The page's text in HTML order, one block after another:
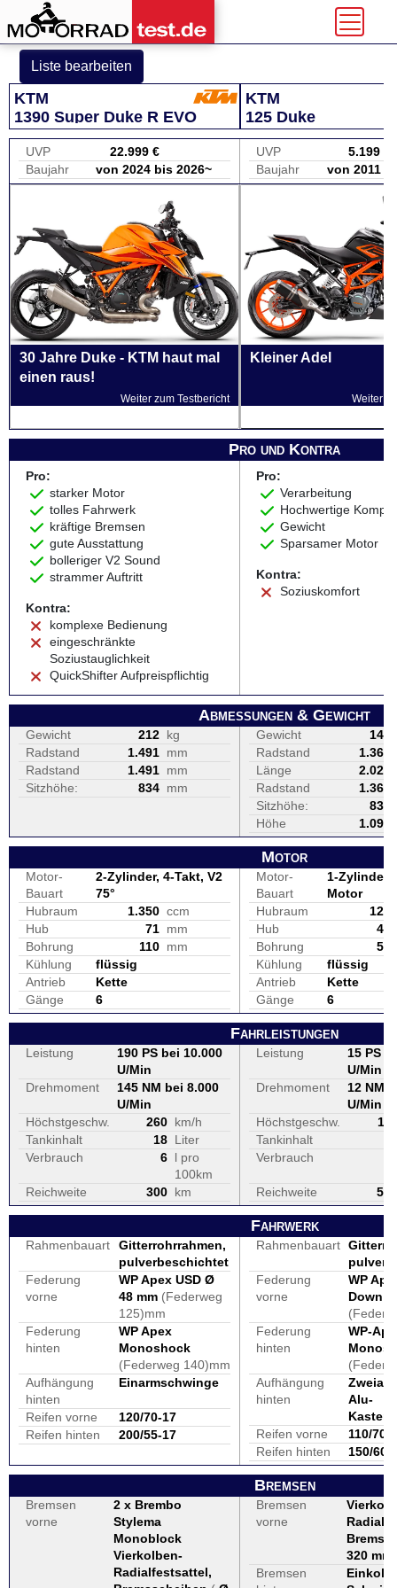
Liste bearbeiten
KTM
1390 Super Duke R EVO
KTM
125 Duke
UVP
22.999 €
Baujahr
von 2024 bis 2026~
UVP
5.199 €
Baujahr
von 2011
30 Jahre Duke - KTM haut mal
einen raus!
Weiter zum Testbericht
Kleiner Adel
Weiter
Pro und Kontra
Pro:
starker Motor
tolles Fahrwerk
kräftige Bremsen
gute Ausstattung
bolleriger V2 Sound
strammer Auftritt
Kontra:
komplexe Bedienung
eingeschränkte
Soziustauglichkeit
QuickShifter Aufpreispflichtig
Pro:
Verarbeitung
Hochwertige
Gewicht
Sparsamer Motor
Kontra:
Soziuskomfort
Abmessungen & Gewicht
Gewicht 212 kg
Radstand
1.491 mm
Radstand
1.491 mm
Sitzhöhe:
834 mm
Gewicht
143
Radstand
1.367
Länge
2.029
Radstand
1.367
Sitzhöhe:
830
Höhe
1.090
Motor
Motor-
Bauart
2-Zylinder, 4-Takt, V2
75°
Hubraum
1.350 ccm
Hub
71 mm
Bohrung
110 mm
Kühlung
flüssig
Antrieb
Kette
Gänge
6
Motor-
Bauart
1-Zylinder,
Motor
Hubraum
125
Hub
47
Bohrung
58
Kühlung
flüssig
Antrieb
Kette
Gänge
6
Fahrleistungen
Leistung
190 PS bei 10.000
U/Min
Drehmoment
145 NM bei 8.000
U/Min
Höchstgeschw.
260 km/h
Tankinhalt
18 Liter
Verbrauch
6 l pro
100km
Reichweite
300 km
Leistung
15 PS
U/Min
Drehmoment
12 NM
U/Min
Höchstgeschw.
115
Tankinhalt
Verbrauch
Reichweite 554
Fahrwerk
Rahmenbauart
Gitterrohrrahmen,
pulverbeschichtet
Federung
vorne
WP Apex USD Ø
48 mm (Federweg
125)mm
Federung
hinten
WP Apex
Monoshock
(Federweg 140)mm
Aufhängung
hinten
Einarmschwinge
Reifen vorne
120/70-17
Reifen hinten
200/55-17
Rahmenbauart
Federung
vorne
WP
Down
Federung
hinten
WP-
Aufhängung
hinten
Alu-
Reifen vorne
110/70
Reifen hinten
150/60
Bremsen
Bremsen
vorne
2 x Brembo
Stylema
Monoblock
Vierkolben-
Radialfestsattel,
Bremsen
vorne
320 mm
Bremsen